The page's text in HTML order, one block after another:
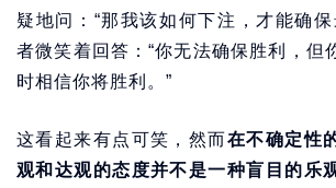
疑地问：“那我该如何下注，才能确
者微笑着回答：“你无法确保胜利，但
时相信你将胜利。”
这看起来有点可笑，然而在不确定性
观和达观的态度并不是一种盲目的乐